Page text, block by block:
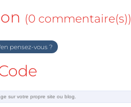
(0 commentaire(s))
pensez-vous ?